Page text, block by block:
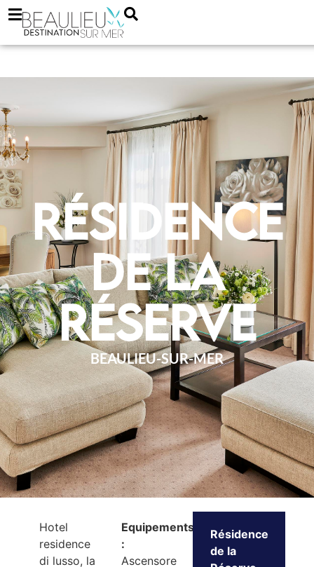
Résidence
de la
Réserve
BEAULIEU-SUR-MER
Hotel
residence
di lusso, la
Equipements
:
Ascensore
Résidence
de la